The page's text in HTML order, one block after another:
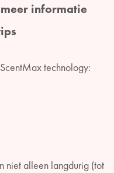
meer informatie
technology:
niet alleen langdurig (tot